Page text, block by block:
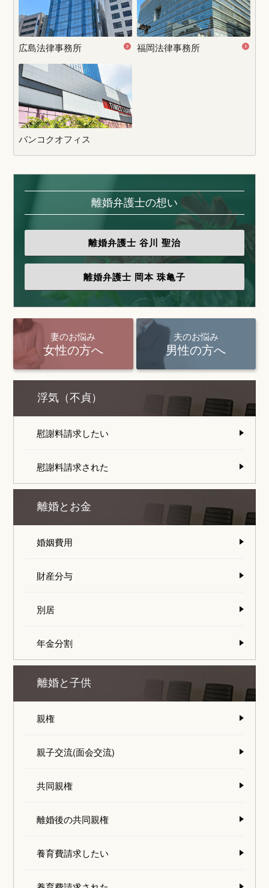
広島法律事務所 福岡法律事務所
バンコクオフィス
離婚弁護士の想い
離婚弁護士 谷川 聖治
離婚弁護士 岡本 珠亀子
妻のお悩み
女性の方へ
夫のお悩み
男性の方へ
浮気（不貞）
慰謝料請求したい
慰謝料請求された
離婚とお金
婚姻費用
財産分与
別居
年金分割
離婚と子供
親権
親子交流(面会交流)
共同親権
離婚後の共同親権
養育費請求したい